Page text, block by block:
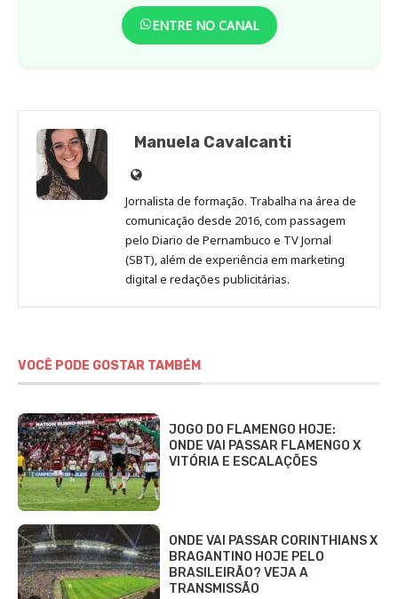
ENTRE NO CANAL
Manuela Cavalcanti
Site
de
Manuela
Cavalcanti
Jornalista de formação. Trabalha na área de
comunicação desde 2016, com passagem
pelo Diario de Pernambuco e TV Jornal
(SBT), além de experiência em marketing
digital e redações publicitárias.
VOCÊ PODE GOSTAR TAMBÉM
JOGO DO FLAMENGO HOJE:
ONDE VAI PASSAR FLAMENGO X
VITÓRIA E ESCALAÇÕES
ONDE VAI PASSAR CORINTHIANS X
BRAGANTINO HOJE PELO
BRASILEIRÃO? VEJA A
TRANSMISSÃO